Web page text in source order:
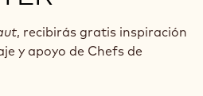
, recibirás gratis inspiración
y apoyo de Chefs de